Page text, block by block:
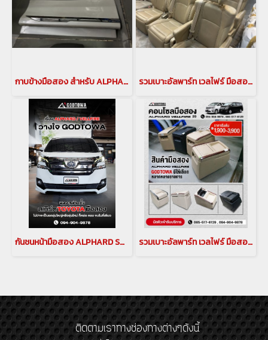
กาบข้างมือสอง สำหรับ ALPHARD/VELLFIRE 20,30 รวมเบาะอัลพาร์ท เวลไฟร์ มือสอง อัพเดทล่าสุด
กันชนหน้ามือสอง ALPHARD SC 2015(copy) รวมเบาะอัลพาร์ท เวลไฟร์ มือสอง อัพเดทล่าสุด(copy)
ติดตามเราทางช่องทางต่างๆดังนี้